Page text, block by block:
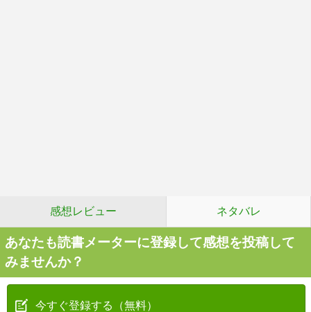
感想レビュー ネタバレ
あなたも読書メーターに登録して感想を投稿して
みませんか？
今すぐ登録する（無料）